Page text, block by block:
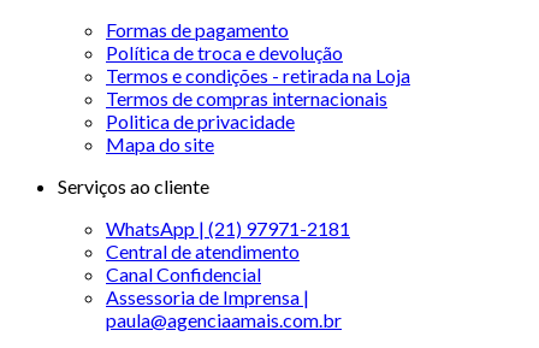
Formas de pagamento
Política de troca e devolução
Termos e condições - retirada na Loja
Termos de compras internacionais
Politica de privacidade
Mapa do site
Serviços ao cliente
WhatsApp | (21) 97971-2181
Central de atendimento
Canal Confidencial
Assessoria de Imprensa |
paula@agenciaamais.com.br